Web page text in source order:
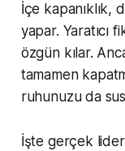
İçe kapanıklık,
yapar. Yaratıcı
özgün kılar.
tamamen
ruhunuzu da
İşte gerçek